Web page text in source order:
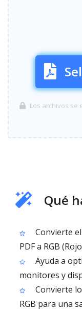
Los archivos se
Qué
Convierte
PDF a RGB
Ayuda a
monitores y
Convierte
RGB para una